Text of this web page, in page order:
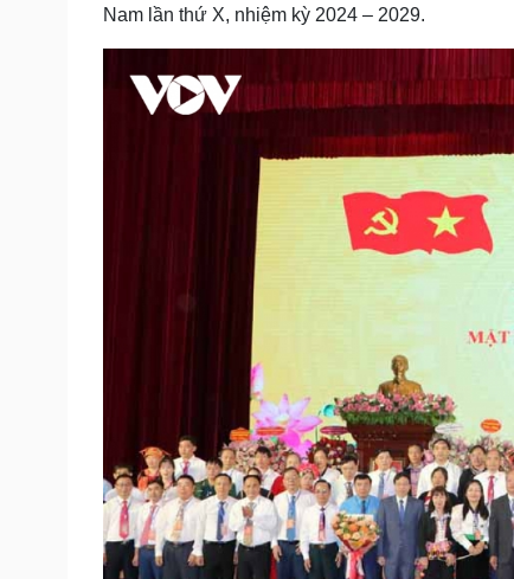
Nam lần thứ X, nhiệm kỳ 2024 – 2029.